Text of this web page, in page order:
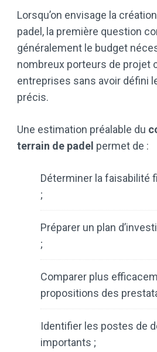
Lorsqu’on envisage la
padel, la première question
généralement le budget
nombreux porteurs de projet
entreprises sans avoir défini
précis.
Une estimation préalable du
terrain de padel permet de :
Déterminer la faisabilité
;
Préparer un plan
;
Comparer plus
propositions des
Identifier les postes de
importants ;